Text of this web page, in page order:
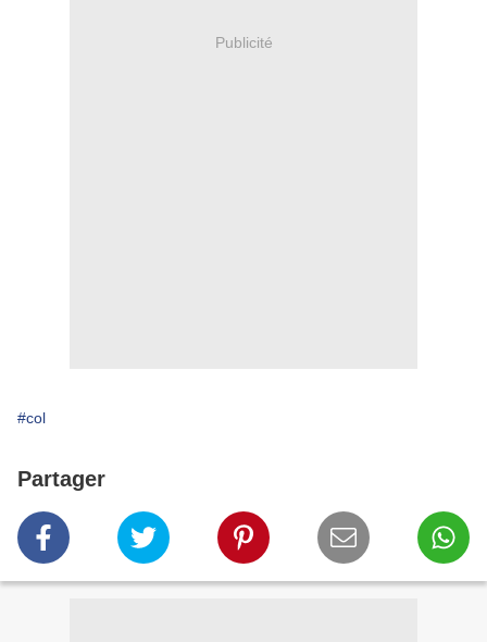
Publicité
#col
Partager